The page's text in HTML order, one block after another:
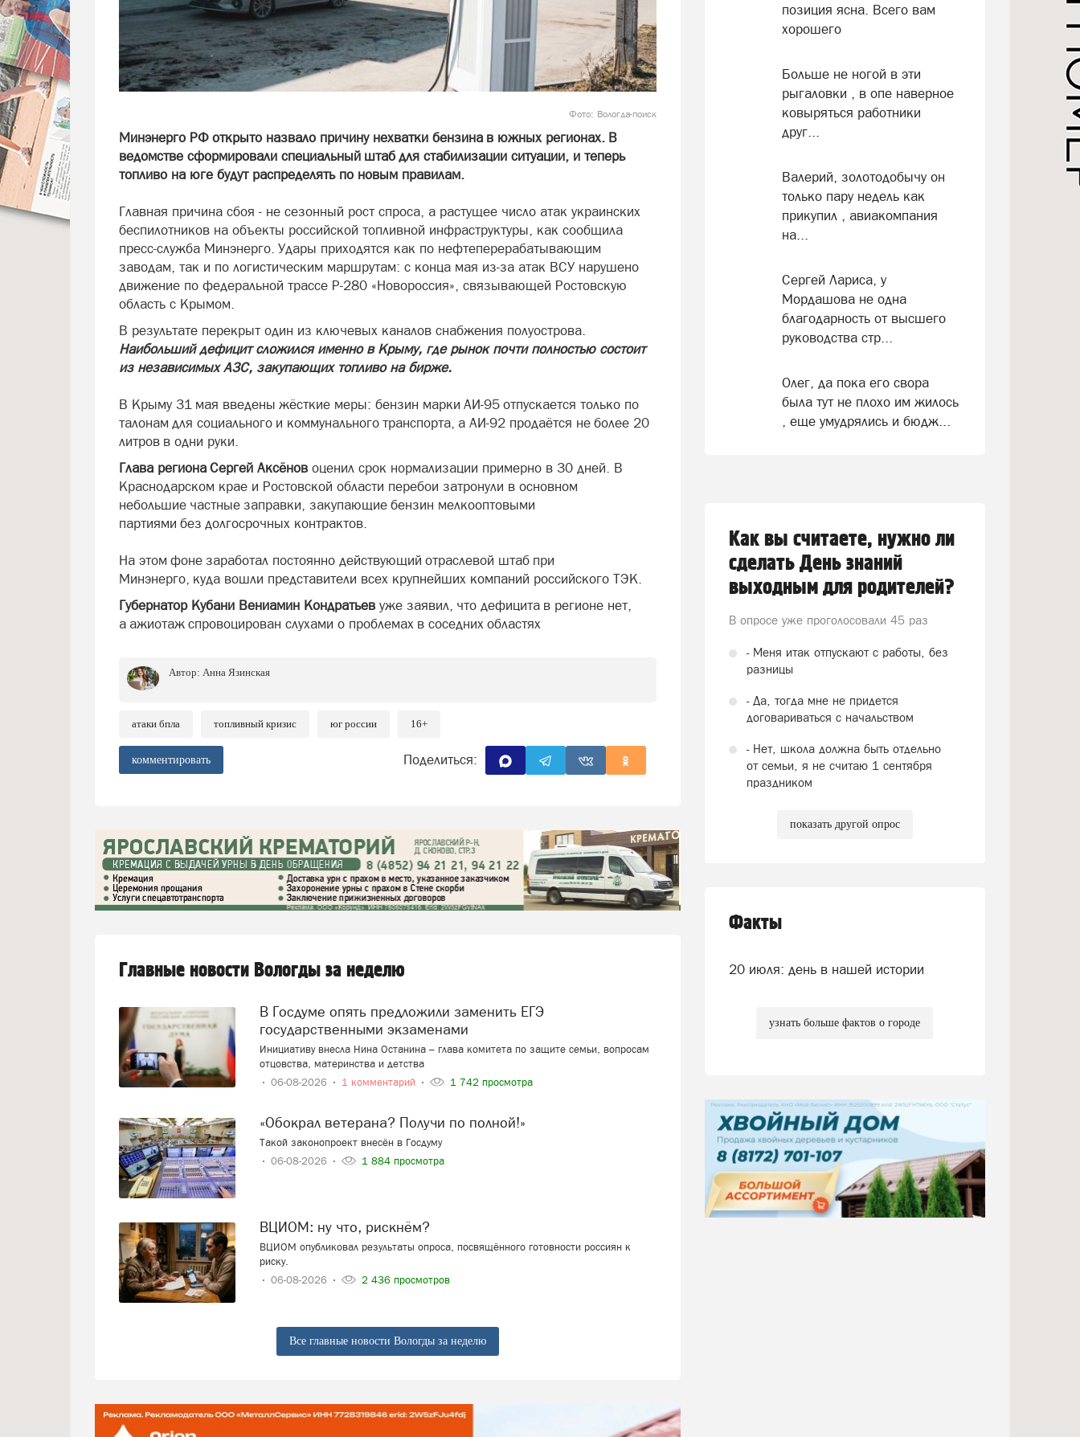
Фото: Вологда-поиск
Минэнерго РФ открыто назвало причину нехватки бензина в южных регионах. В
ведомстве сформировали специальный штаб для стабилизации ситуации, и теперь
топливо на юге будут распределять по новым правилам.
Главная причина сбоя - не сезонный рост спроса, а растущее число атак украинских
беспилотников на объекты российской топливной инфраструктуры, как сообщила
пресс-служба Минэнерго. Удары приходятся как по нефтеперерабатывающим
заводам, так и по логистическим маршрутам: с конца мая из-за атак ВСУ нарушено
движение по федеральной трассе Р-280 «Новороссия», связывающей Ростовскую
область с Крымом.
В результате перекрыт один из ключевых каналов снабжения полуострова.
Наибольший дефицит сложился именно в Крыму, где рынок почти полностью состоит
из независимых АЗС, закупающих топливо на бирже.
В Крыму 31 мая введены жёсткие меры: бензин марки АИ-95 отпускается только по
талонам для социального и коммунального транспорта, а АИ-92 продаётся не более 20
литров в одни руки.
Глава региона Сергей Аксёнов оценил срок нормализации примерно в 30 дней. В
Краснодарском крае и Ростовской области перебои затронули в основном
небольшие частные заправки, закупающие бензин мелкооптовыми
партиями без долгосрочных контрактов.
На этом фоне заработал постоянно действующий отраслевой штаб при
Минэнерго, куда вошли представители всех крупнейших компаний российского ТЭК.
Губернатор Кубани Вениамин Кондратьев уже заявил, что дефицита в регионе нет,
а ажиотаж спровоцирован слухами о проблемах в соседних областях
Автор: Анна Язинская
атаки бпла топливный кризис юг россии 16+
комментировать Поделиться:
Главные новости Вологды за неделю
В Госдуме опять предложили заменить ЕГЭ
государственными экзаменами
Инициативу внесла Нина Останина – глава комитета по защите семьи, вопросам
отцовства, материнства и детства
06-08-2026
1 комментарий 1 742 просмотра
«Обокрал ветерана? Получи по полной!»
Такой законопроект внесён в Госдуму
06-08-2026
1 884 просмотра
ВЦИОМ: ну что, рискнём?
ВЦИОМ опубликовал результаты опроса, посвящённого готовности россиян к
риску.
06-08-2026
2 436 просмотров
Все главные новости Вологды за неделю
позиция ясна. Всего вам
хорошего
Больше не ногой в эти
рыгаловки , в опе наверное
ковыряться работники
друг...
Валерий, золотодобычу он
только пару недель как
прикупил , авиакомпания
на...
Сергей Лариса, у
Мордашова не одна
благодарность от высшего
руководства стр...
Олег, да пока его свора
была тут не плохо им жилось
, еще умудрялись и бюдж...
Как вы считаете, нужно ли
сделать День знаний
выходным для родителей?
В опросе уже проголосовали 45 раз
- Меня итак отпускают с работы, без
разницы
- Да, тогда мне не придется
договариваться с начальством
- Нет, школа должна быть отдельно
от семьи, я не считаю 1 сентября
праздником
показать другой опрос
Факты
20 июля: день в нашей истории
узнать больше фактов о городе